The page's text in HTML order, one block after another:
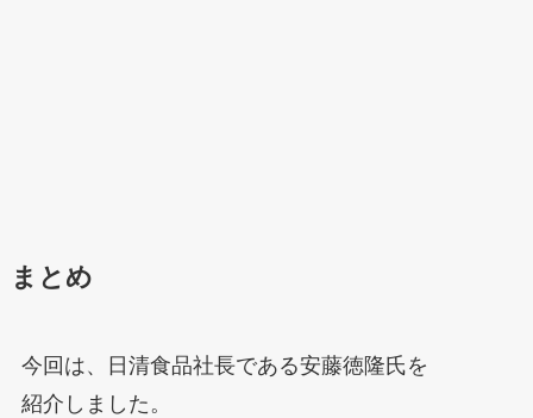
まとめ
今回は、日清食品社長である安藤徳隆氏を
紹介しました。